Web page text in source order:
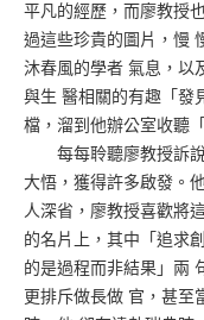
平凡的經歷，而廖教授
過這些珍貴的圖片，慢
沐春風的學者 氣息，以
與生 醫相關的有趣「發
檔，溜到他辦公室收聽
每每聆聽廖教授訴說
大悟，獲得許多啟發。
人深省，廖教授喜歡將
的名片上，其中「追求
的是過程而非結果」兩
更排斥做長做 官，甚至